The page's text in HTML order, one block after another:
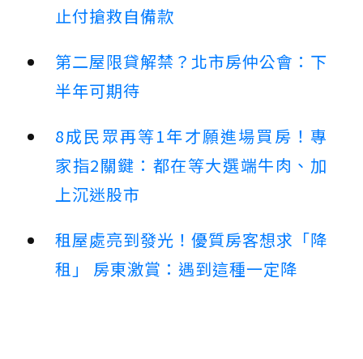
止付搶救自備款
第二屋限貸解禁？北市房仲公會：下
半年可期待
8成民眾再等1年才願進場買房！專
家指2關鍵：都在等大選端牛肉、加
上沉迷股市
租屋處亮到發光！優質房客想求「降
租」 房東激賞：遇到這種一定降